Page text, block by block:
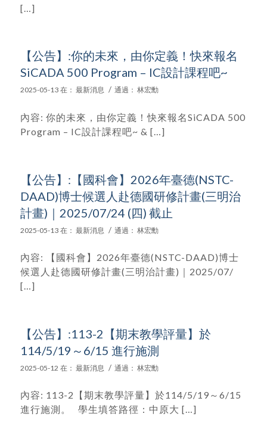
[…]
【公告】:你的未來，由你定義！快來報名
SiCADA 500 Program – IC設計課程吧~
2025-05-13 在： 最新消息 / 通過： 林宏勳
內容: 你的未來，由你定義！快來報名SiCADA 500
Program – IC設計課程吧~ & […]
【公告】:【國科會】2026年臺德(NSTC-
DAAD)博士候選人赴德國研修計畫(三明治
計畫)｜2025/07/24 (四) 截止
2025-05-13 在： 最新消息 / 通過： 林宏勳
內容: 【國科會】2026年臺德(NSTC-DAAD)博士
候選人赴德國研修計畫(三明治計畫)｜2025/07/
[…]
【公告】:113-2【期末教學評量】於
114/5/19～6/15 進行施測
2025-05-12 在： 最新消息 / 通過： 林宏勳
內容: 113-2【期末教學評量】於114/5/19～6/15
進行施測。 學生填答路徑：中原大 […]